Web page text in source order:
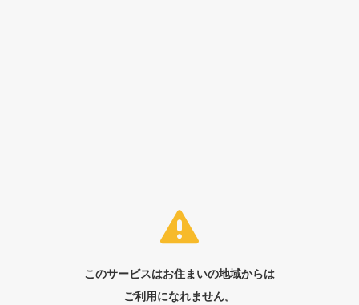
このサービスはお住まいの地域からは
ご利用になれません。